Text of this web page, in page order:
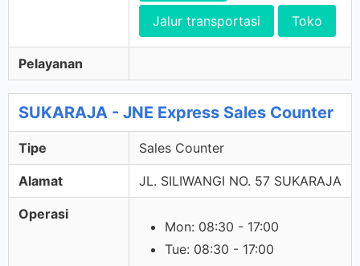
Jalur transportasi Toko
Pelayanan
SUKARAJA - JNE Express Sales Counter
Tipe Sales Counter
Alamat JL. SILIWANGI NO. 57 SUKARAJA
Operasi
Mon: 08:30 - 17:00
Tue: 08:30 - 17:00